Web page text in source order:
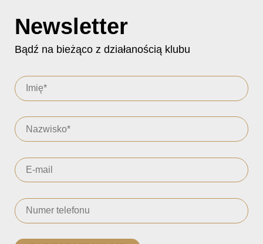
Newsletter
Bądź na bieżąco z działanością klubu